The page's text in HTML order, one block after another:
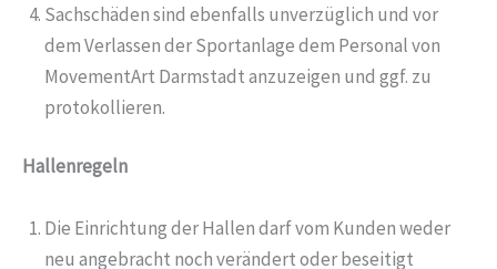
Sachschäden sind ebenfalls unverzüglich und vor
dem Verlassen der Sportanlage dem Personal von
MovementArt Darmstadt anzuzeigen und ggf. zu
protokollieren.
Hallenregeln
Die Einrichtung der Hallen darf vom Kunden weder
neu angebracht noch verändert oder beseitigt